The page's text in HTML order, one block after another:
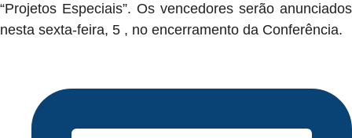
“Projetos Especiais”. Os vencedores serão anunciados
nesta sexta-feira, 5 , no encerramento da Conferência.